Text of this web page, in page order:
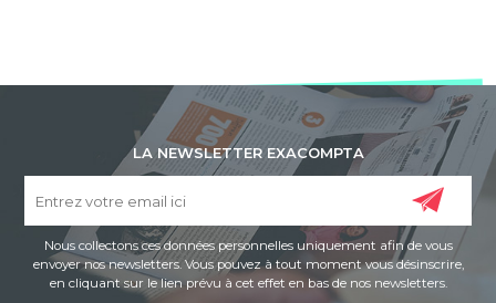
LA NEWSLETTER EXACOMPTA
Nous collectons ces données personnelles uniquement afin de vous
envoyer nos newsletters. Vous pouvez à tout moment vous désinscrire,
en cliquant sur le lien prévu à cet effet en bas de nos newsletters.